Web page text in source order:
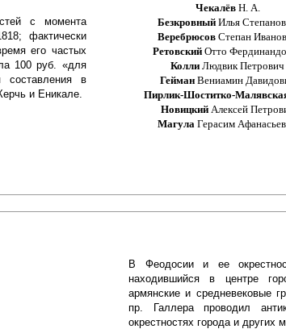
с момента
фактически
его частых
100 руб. «для
составления в
и Еникале.
ЧекалёвН. А.
Безкровный Илья
ВеребрюсовСтепан
РетовскийОтто
Колли Людвик Петрович
ГейманВениамин
Пирлик-Шоститко-
НовицкийАлексей
Магула Герасим
В Феодосии и ее
находившийся в центре
армянские и средневековые
пр. Галлера проводил
окрестностях города и